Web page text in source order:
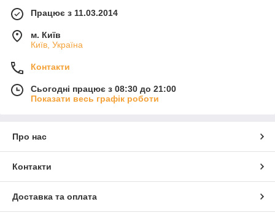
Працює з 11.03.2014
м. Київ
Київ, Україна
Контакти
Сьогодні працює з 08:30 до 21:00
Показати весь графік роботи
Про нас
Контакти
Доставка та оплата